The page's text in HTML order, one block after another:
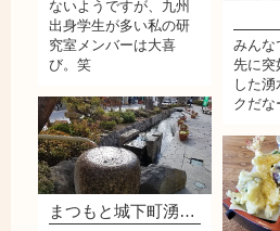
みんな
先に突
した
クだな
ないようですが、九州
出身学生が多い私の研
究室メンバーは大喜
び。笑
まつもと城下町湧水群